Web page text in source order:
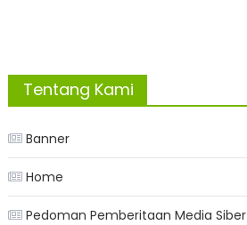
Tentang Kami
Banner
Home
Pedoman Pemberitaan Media Siber